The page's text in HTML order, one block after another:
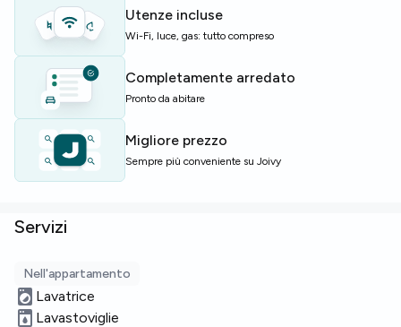
portineria per una vita quotidiana più comoda.
Perfetta per studenti e giovani professionisti che
cercano una soluzione completa in una zona dinamica.
Posti limitati — contattaci presto per riservare.
Utenze incluse
Wi-Fi, luce, gas: tutto compreso
Completamente arredato
Pronto da abitare
Migliore prezzo
Sempre più conveniente su Joivy
Servizi
Nell'appartamento
Lavatrice
Lavastoviglie